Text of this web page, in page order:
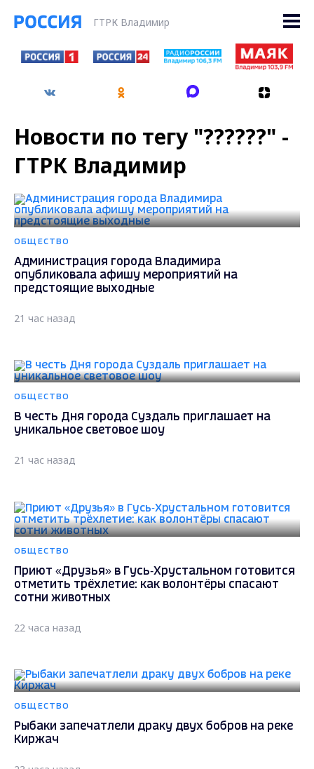
ГТРК Владимир
Новости по тегу "??????" -
ГТРК Владимир
ОБЩЕСТВО
Администрация города Владимира
опубликовала афишу мероприятий на
предстоящие выходные
21 час назад
ОБЩЕСТВО
В честь Дня города Суздаль приглашает на
уникальное световое шоу
21 час назад
ОБЩЕСТВО
Приют «Друзья» в Гусь‑Хрустальном готовится
отметить трёхлетие: как волонтёры спасают
сотни животных
22 часа назад
ОБЩЕСТВО
Рыбаки запечатлели драку двух бобров на реке
Киржач